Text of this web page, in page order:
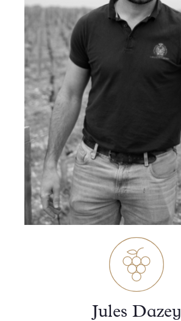
Jules Dazey